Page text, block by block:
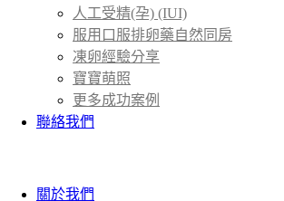
人工受精(孕) (IUI)
服用口服排卵藥自然同房
凍卵經驗分享
寶寶萌照
更多成功案例
聯絡我們
關於我們